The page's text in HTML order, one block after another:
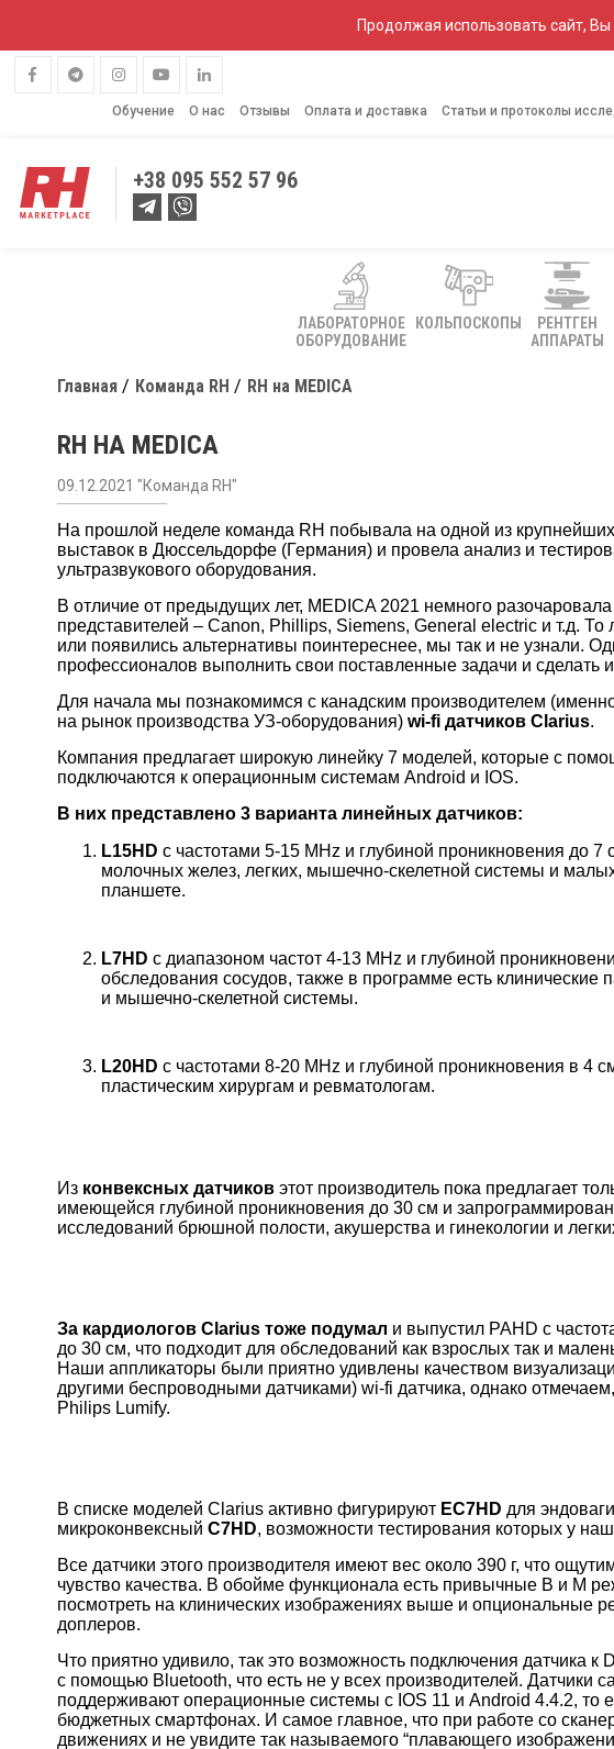
Продолжая использовать сайт,
Обучение О нас Отзывы Оплата и доставка Статьи и протоколы
+38 095 552 57 96
ЛАБОРАТОРНОЕ
ОБОРУДОВАНИЕ
КОЛЬПОСКОПЫ
РЕНТГЕН
АППАРАТЫ
Главная Команда RH RH на MEDICA
RH НА MEDICA
09.12.2021 "Команда RH"
На прошлой неделе команда RH побывала на одной из
выставок в Дюссельдорфе (Германия) и провела анализ и
ультразвукового оборудования.
В отличие от предыдущих лет, MEDICA 2021 немного
представителей – Canon, Phillips, Siemens, General electric и т.д. То
или появились альтернативы поинтереснее, мы так и не узнали.
профессионалов выполнить свои поставленные задачи и сделать
Для начала мы познакомимся с канадским производителем
на рынок производства УЗ-оборудования) wi-fi датчиков Clarius.
Компания предлагает широкую линейку 7 моделей, которые с
подключаются к операционным системам Android и IOS.
В них представлено 3 варианта линейных датчиков:
L15HD с частотами 5-15 MHz и глубиной проникновения до
молочных желез, легких, мышечно-скелетной системы и
планшете.
L7HD с диапазоном частот 4-13 MHz и глубиной
обследования сосудов, также в программе есть
и мышечно-скелетной системы.
L20HD с частотами 8-20 MHz и глубиной проникновения в 4
пластическим хирургам и ревматологам.
Из конвексных датчиков этот производитель пока предлагает
имеющейся глубиной проникновения до 30 см и
исследований брюшной полости, акушерства и гинекологии и
За кардиологов Clarius тоже подумал и выпустил PAHD с
до 30 см, что подходит для обследований как взрослых так и
Наши аппликаторы были приятно удивлены качеством
другими беспроводными датчиками) wi-fi датчика, однако
Philips Lumify.
В списке моделей Clarius активно фигурируют EC7HD для
микроконвексный C7HD, возможности тестирования которых у
Все датчики этого производителя имеют вес около 390 г, что
чувство качества. В обойме функционала есть привычные В и М
посмотреть на клинических изображениях выше и опциональные
доплеров.
Что приятно удивило, так это возможность подключения датчика к
с помощью Bluetooth, что есть не у всех производителей. Датчики
поддерживают операционные системы с IOS 11 и Android 4.4.2, то
бюджетных смартфонах. И самое главное, что при работе со
движениях и не увидите так называемого “плавающего